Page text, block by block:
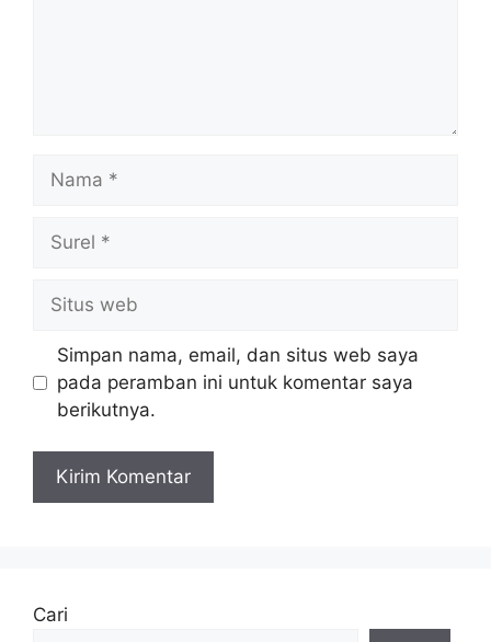
web
Simpan nama, email, dan situs web saya
pada peramban ini untuk komentar saya
berikutnya.
Cari